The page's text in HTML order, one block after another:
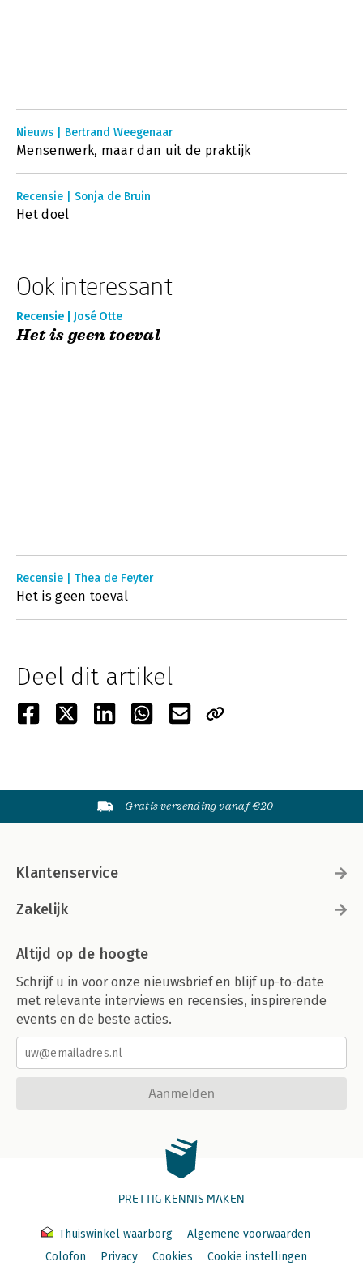
Nieuws | Bertrand Weegenaar
Mensenwerk, maar dan uit de praktijk
Recensie | Sonja de Bruin
Het doel
Ook interessant
Recensie | José Otte
Het is geen toeval
Recensie | Thea de Feyter
Het is geen toeval
Deel dit artikel
Gratis verzending vanaf €20
Klantenservice
Zakelijk
Altijd op de hoogte
Schrijf u in voor onze nieuwsbrief en blijf up-to-date
met relevante interviews en recensies, inspirerende
events en de beste acties.
Aanmelden
PRETTIG KENNIS MAKEN
Thuiswinkel waarborg
Algemene voorwaarden
Colofon
Privacy Cookies Cookie instellingen